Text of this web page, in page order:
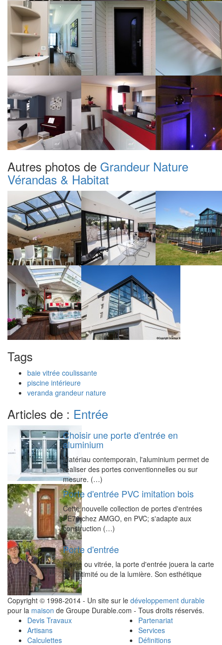
Autres photos de Grandeur Nature
Vérandas & Habitat
Tags
baie vitrée coulissante
piscine intérieure
veranda grandeur nature
Articles de : Entrée
Choisir une porte d'entrée en
aluminium
Matériau contemporain, l'aluminium permet de
réaliser des portes conventionnelles ou sur
mesure. (…)
Porte d'entrée PVC imitation bois
Cette nouvelle collection de portes d'entrées
PE70 chez AMGO, en PVC; s'adapte aux
construction (…)
Porte d'entrée
Pleine ou vitrée, la porte d'entrée jouera la carte
de l’intimité ou de la lumière. Son esthétique
(…)
Copyright © 1998-2014 - Un site sur le développement durable
pour la maison de Groupe Durable.com - Tous droits réservés.
Devis Travaux
Artisans
Calculettes
Partenariat
Services
Définitions